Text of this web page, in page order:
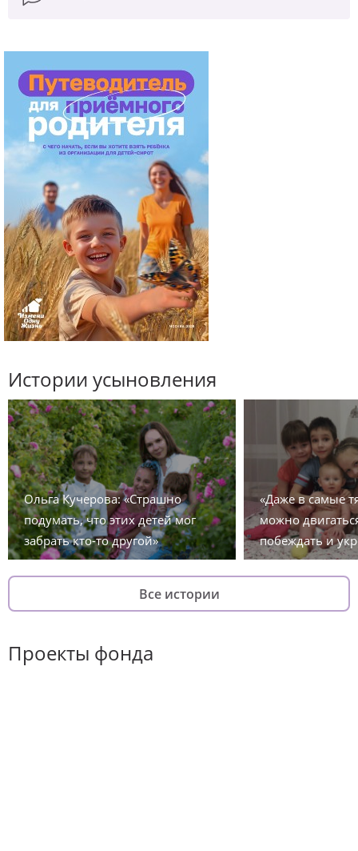
Истории усыновления
Ольга Кучерова: «Страшно
подумать, что этих детей мог
забрать кто-то другой»
«Даже в самые
можно
побеждать и
Все истории
Проекты фонда